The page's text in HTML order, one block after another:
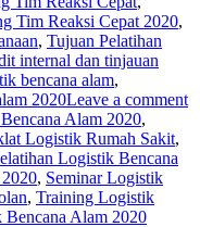
Tim Reaksi Cepat 2020,
, Tujuan Pelatihan
internal dan tinjauan
bencana alam,
2020Leave a comment
Alam 2020,
Logistik Rumah Sakit,
Logistik Bencana
, Seminar Logistik
, Training Logistik
Alam 2020